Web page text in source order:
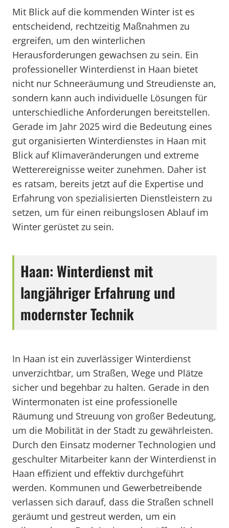
Mit Blick auf die kommenden Winter ist es
entscheidend, rechtzeitig Maßnahmen zu
ergreifen, um den winterlichen
Herausforderungen gewachsen zu sein. Ein
professioneller Winterdienst in Haan bietet
nicht nur Schneeräumung und Streudienste an,
sondern kann auch individuelle Lösungen für
unterschiedliche Anforderungen bereitstellen.
Gerade im Jahr 2025 wird die Bedeutung eines
gut organisierten Winterdienstes in Haan mit
Blick auf Klimaveränderungen und extreme
Wetterereignisse weiter zunehmen. Daher ist
es ratsam, bereits jetzt auf die Expertise und
Erfahrung von spezialisierten Dienstleistern zu
setzen, um für einen reibungslosen Ablauf im
Winter gerüstet zu sein.
Haan: Winterdienst mit
langjähriger Erfahrung und
modernster Technik
In Haan ist ein zuverlässiger Winterdienst
unverzichtbar, um Straßen, Wege und Plätze
sicher und begehbar zu halten. Gerade in den
Wintermonaten ist eine professionelle
Räumung und Streuung von großer Bedeutung,
um die Mobilität in der Stadt zu gewährleisten.
Durch den Einsatz moderner Technologien und
geschulter Mitarbeiter kann der Winterdienst in
Haan effizient und effektiv durchgeführt
werden. Kommunen und Gewerbetreibende
verlassen sich darauf, dass die Straßen schnell
geräumt und gestreut werden, um ein